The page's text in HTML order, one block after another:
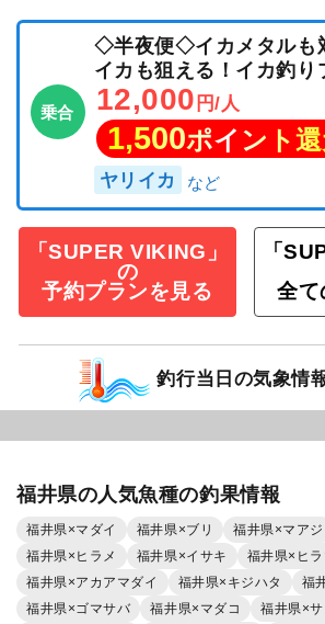
乗合
◇半夜便◇イカメタルも
イカも狙える！イカ釣り
12,000 円/人
1,500ポイント
ヤリイカ
「SUPER VIKING」
の
予約プランを見る
「
全て
釣行当日の気象情
福井県の人気魚種の釣果情報
福井県×マダイ 福井県×ブリ 福井県×マアジ
福井県×ヒラメ
福井県×イサキ
福井県×ヒ
福井県×アカアマダイ
福井県×キジハタ
福
福井県×ゴマサバ
福井県×マダコ
福井県×サ